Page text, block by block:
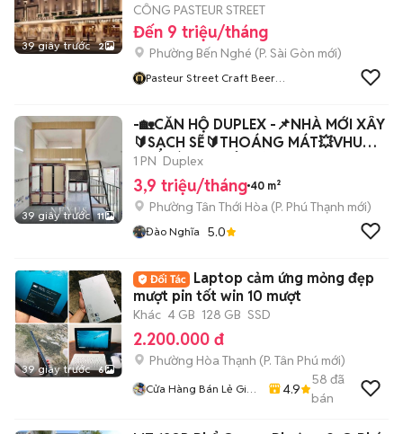
39 giây trước 2
CÔNG PASTEUR STREET
Đến 9 triệu/tháng
Phường Bến Nghé (P. Sài Gòn mới)
Pasteur Street Craft Beer
39 giây trước 11
-🏡CĂN HỘ DUPLEX -📌NHÀ MỚI XÂY
🔰SẠCH SẼ🔰THOÁNG MÁT💥VHU💥
HOÀ BÌNH 💥TÔ HIỆU
1 PN Duplex
3,9 triệu/tháng 40 m²
Phường Tân Thới Hòa (P. Phú Thạnh mới)
Đào Nghĩa 5.0
39 giây trước 6
Laptop cảm ứng mỏng đẹp
mượt pin tốt win 10 mượt
Khác 4 GB 128 GB SSD
2.200.000 đ
Phường Hòa Thạnh (P. Tân Phú mới)
Cửa Hàng Bán Lẻ Giá
4.9
58 đã
bán